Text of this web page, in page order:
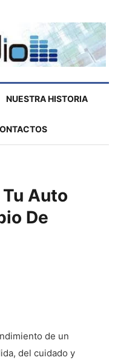
NUESTRA HISTORIA
Auto
De
de un
del cuidado y